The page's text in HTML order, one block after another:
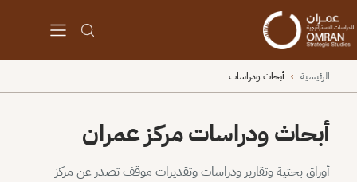
الرئيسية › أبحاث ودراسات
أبحاث ودراسات مركز عمران
أوراق بحثية وتقارير ودراسات وتقديرات موقف تصدر عن مركز